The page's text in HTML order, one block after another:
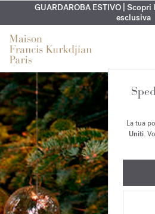
ESCLUSIVO | Scopri la nuova
tuo ordine*
INCISIONE GRATUITA | Su tutte
corpo fino al 9
GUARDAROBA ESTIVO |
esclusiva
La tua
Uniti.